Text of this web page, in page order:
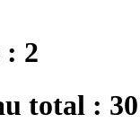
: 2
total :